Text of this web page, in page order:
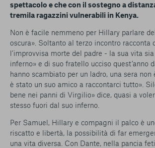
spettacolo e che con il sostegno a
tremila ragazzini vulnerabili in Kenya.
Non è facile nemmeno per Hillary parlare
oscura». Soltanto al terzo incontro racconta
l’improvvisa morte del padre - la sua vita
inferno» e di suo fratello ucciso quest’anno
hanno scambiato per un ladro, una sera non
è stato un suo amico a raccontarci tutto».
bene nei panni di Virgilio» dice, quasi a
stesso fuori dal suo inferno.
Per Samuel, Hillary e compagni il palco è
riscatto e libertà, la possibilità di far
una vita diversa. Con Dante, nella pancia